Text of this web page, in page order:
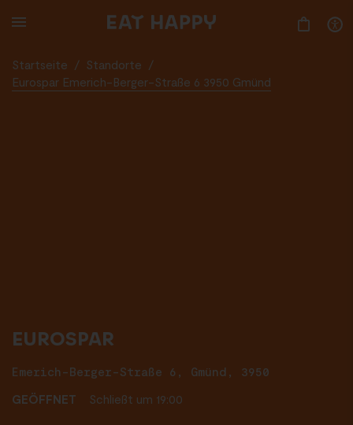
TO
Startseite / Standorte
/
Eurospar Emerich-Berger-Straße 6 3950 Gmünd
EUROSPAR
Emerich-Berger-Straße 6, Gmünd, 3950
GEÖFFNET
Schließt um 19:00